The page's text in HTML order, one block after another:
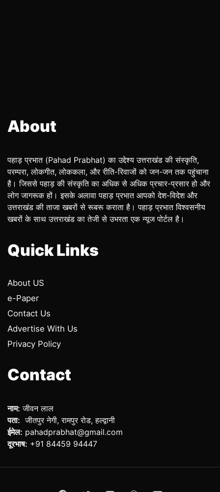
About
पहाड़ प्रभात (Pahad Prabhat) का उद्देश्य उत्तराखंड की संस्कृति,
परम्परा, लोकगीत, लोककला, और रीति-रिवाजों को जन-जन तक पहुंचाना
है। जिससे पहाड़ की संस्कृति का अधिक से अधिक प्रचार-प्रसार हो और
लोग जागरूक हों। इसके अलावा पहाड़ प्रभात आपको देश-विदेश और
उत्तराखंड की ताजा खबरों से रूबरू कराता है। पहाड़ प्रभात विश्वसनीय
खबरों के साथ उत्तराखंड का तेजी से उभरता एक न्यूज पोर्टल है।
Quick Links
About US
e-Paper
Contact Us
Advertise With Us
Privacy Policy
Contact
नाम: जीवन लाल
पता: जीतपुर नेगी, रामपुर रोड, हल्द्वानी
ईमेल: pahadprabhat@gmail.com
दूरभाष: +91 84459 94447